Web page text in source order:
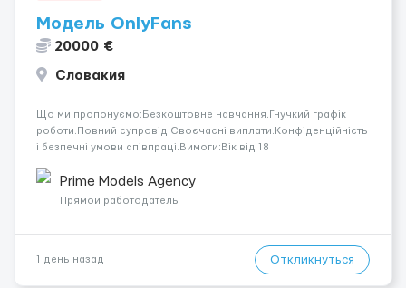
Модель OnlyFans
20000 €
Словакия
Що ми пропонуємо:Безкоштовне навчання.Гнучкий графік
роботи.Повний супровід Своєчасні виплати.Конфіденційність
і безпечні умови співпраці.Вимоги:Вік від 18
розвиватися.Досвід не обов’язковий.Якщо вас зацікавила
вакансія — залишайте відгук, і ми зв’яжемося ...
Prime Models Agency
Прямой работодатель
1 день назад Откликнуться